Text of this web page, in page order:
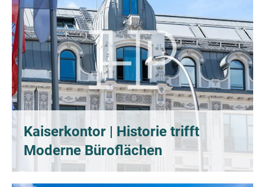
Kaiserkontor | Historie trifft
Moderne Büroflächen